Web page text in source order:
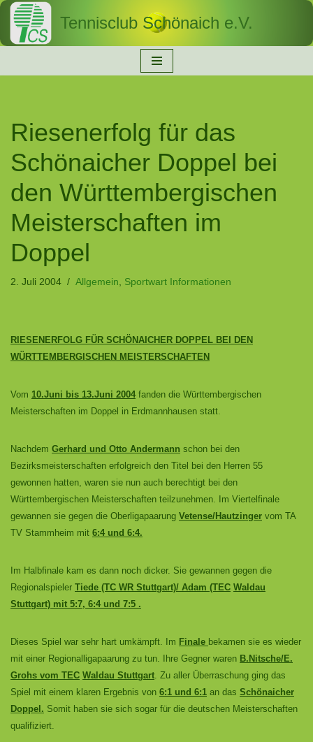
Zum
Tennisclub Schönaich e.V.
Riesenerfolg für das
Schönaicher Doppel bei
den Württembergischen
Meisterschaften im
Doppel
2. Juli 2004 Allgemein, Sportwart Informationen
RIESENERFOLG FÜR SCHÖNAICHER DOPPEL BEI DEN
WÜRTTEMBERGISCHEN MEISTERSCHAFTEN
Vom 10.Juni bis 13.Juni 2004 fanden die Württembergischen
Meisterschaften im Doppel in Erdmannhausen statt.
Nachdem Gerhard und Otto Andermann schon bei den
Bezirksmeisterschaften erfolgreich den Titel bei den Herren 55
gewonnen hatten, waren sie nun auch berechtigt bei den
Württembergischen Meisterschaften teilzunehmen. Im Viertelfinale
gewannen sie gegen die Oberligapaarung Vetense/Hautzinger vom TA
TV Stammheim mit 6:4 und 6:4.
Im Halbfinale kam es dann noch dicker. Sie gewannen gegen die
Regionalspieler Tiede (TC WR Stuttgart)/ Adam (TEC Waldau
Stuttgart) mit 5:7, 6:4 und 7:5 .
Dieses Spiel war sehr hart umkämpft. Im Finale bekamen sie es wieder
mit einer Regionalligapaarung zu tun. Ihre Gegner waren B.Nitsche/E.
Grohs vom TEC Waldau Stuttgart. Zu aller Überraschung ging das
Spiel mit einem klaren Ergebnis von 6:1 und 6:1 an das Schönaicher
Doppel. Somit haben sie sich sogar für die deutschen Meisterschaften
qualifiziert.